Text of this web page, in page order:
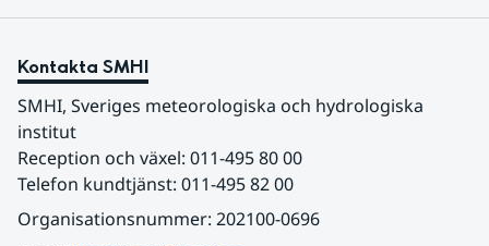
Kontakta SMHI
SMHI, Sveriges meteorologiska och hydrologiska
institut
Reception och växel: 011-495 80 00
Telefon kundtjänst: 011-495 82 00
Organisationsnummer: 202100-0696